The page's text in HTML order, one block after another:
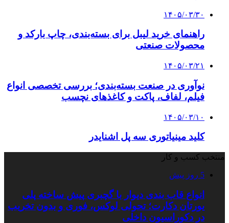
۱۴۰۵/۰۳/۳۰
راهنمای خرید لیبل برای بسته‌بندی، چاپ بارکد و
محصولات صنعتی
۱۴۰۵/۰۳/۲۱
نوآوری در صنعت بسته‌بندی؛ بررسی تخصصی انواع
فیلم، لفاف، پاکت و کاغذهای نچسب
۱۴۰۵/۰۳/۱۰
کلید مینیاتوری سه پل اشنایدر
منتخب کسب و کار
5 روز پیش
انواع قاب بندی دیوار با گچبری پیش ساخته پلی
یورتان دکارت؛ تحولی لوکس، فوری و بدون تخریب
در دکوراسیون داخلی